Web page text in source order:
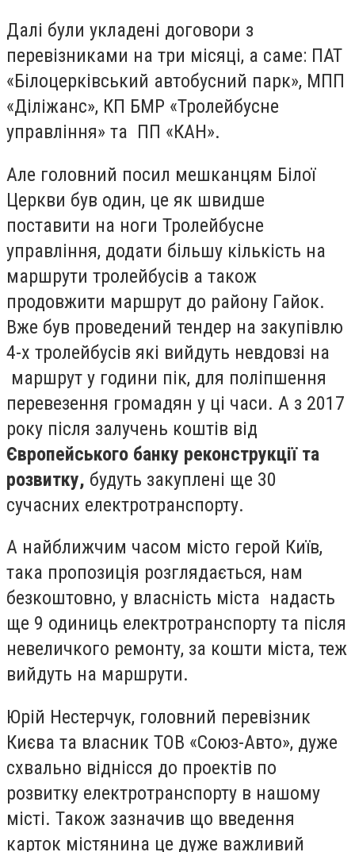
Далі були укладені договори з
перевізниками на три місяці, а саме: ПАТ
«Білоцерківський автобусний парк», МПП
«Діліжанс», КП БМР «Тролейбусне
управління» та ПП «КАН».
Але головний посил мешканцям Білої
Церкви був один, це як швидше
поставити на ноги Тролейбусне
управління, додати більшу кількість на
маршрути тролейбусів а також
продовжити маршрут до району Гайок.
Вже був проведений тендер на закупівлю
4-х тролейбусів які вийдуть невдовзі на
маршрут у години пік, для поліпшення
перевезення громадян у ці часи. А з 2017
року після залучень коштів від
Європейського банку реконструкції та
розвитку, будуть закуплені ще 30
сучасних електротранспорту.
А найближчим часом місто герой Київ,
така пропозиція розглядається, нам
безкоштовно, у власність міста надасть
ще 9 одиниць електротранспорту та після
невеличкого ремонту, за кошти міста, теж
вийдуть на маршрути.
Юрій Нестерчук, головний перевізник
Києва та власник ТОВ «Союз-Авто», дуже
схвально віднісся до проектів по
розвитку електротранспорту в нашому
місті. Також зазначив що введення
карток містянина це дуже важливий